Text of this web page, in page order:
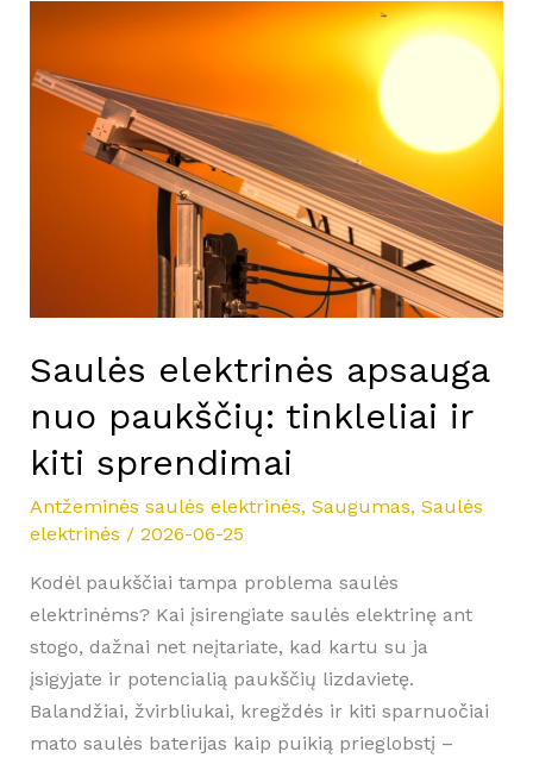
Saulės elektrinės apsauga
nuo paukščių: tinkleliai ir
kiti sprendimai
Antžeminės saulės elektrinės, Saugumas, Saulės
elektrinės / 2026-06-25
Kodėl paukščiai tampa problema saulės
elektrinėms? Kai įsirengiate saulės elektrinę ant
stogo, dažnai net neįtariate, kad kartu su ja
įsigyjate ir potencialią paukščių lizdavietę.
Balandžiai, žvirbliukai, kregždės ir kiti sparnuočiai
mato saulės baterijas kaip puikią prieglobstį –
apsauga
paukščių: